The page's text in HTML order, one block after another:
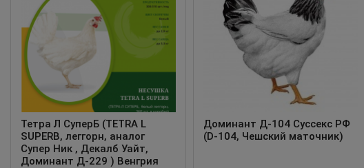
Тетра Л СуперБ (TETRA L
SUPERB, леггорн, аналог
Супер Ник , Декалб Уайт,
Доминант Д-229 ) Венгрия
Доминант Д-104 Суссекс РФ
(D-104, Чешский маточник)